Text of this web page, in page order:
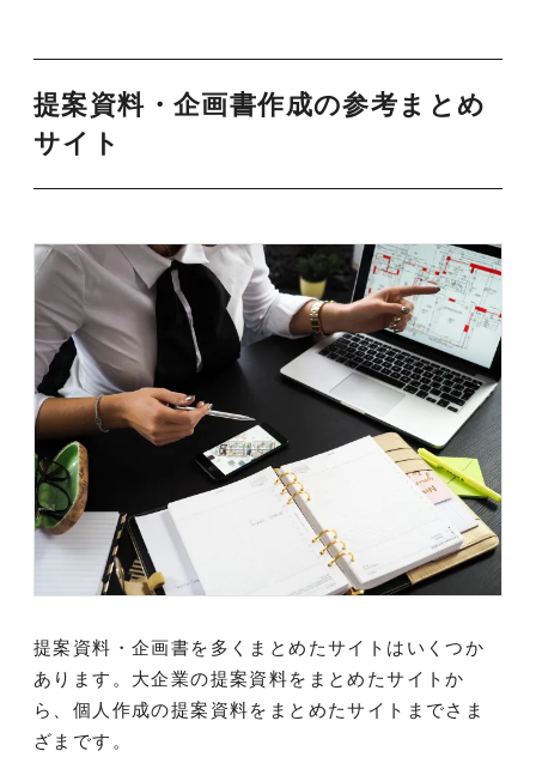
提案資料・企画書作成の参考まとめ
サイト
提案資料・企画書を多くまとめたサイトはいくつか
あります。大企業の提案資料をまとめたサイトか
ら、個人作成の提案資料をまとめたサイトまでさま
ざまです。